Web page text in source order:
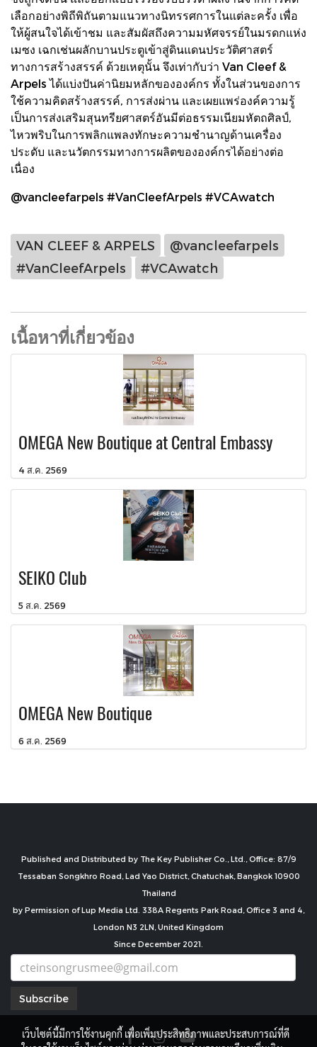
เลือกอย่างพิถีพิถันตามแนวทางนิทรรศการในแต่ละครั้ง เพื่อ
ให้ผู้สนใจได้เข้าชม และสัมผัสถึงความมหัศจรรย์ในมรดกแห่ง
เมซง เฉกเช่นผลักบานประตูเข้าสู่ดินแดนประวัติศาสตร์
ทางการสร้างสรรค์ ด้วยเหตุนั้น จึงเท่ากับว่า Van Cleef &
Arpels ได้แบ่งปันค่านิยมหลักขององค์กร ทั้งในส่วนของการ
ใช้ความคิดสร้างสรรค์, การส่งผ่าน และเผยแพร่องค์ความรู้
เป็นการส่งเสริมสุนทรียศาสตร์อันมีต่อธรรมเนียมหัตถศิลป์,
ไหวพริบในการพลิกแพลงทักษะความชำนาญด้านเครื่อง
ประดับ และนวัตกรรมทางการผลิตขององค์กรได้อย่างต่อ
เนื่อง
@vancleefarpels #VanCleefArpels #VCAwatch
VAN CLEEF & ARPELS
@vancleefarpels
#VanCleefArpels
#VCAwatch
เนื้อหาที่เกี่ยวข้อง
OMEGA New Boutique at Central Embassy
4 ส.ค. 2569
SEIKO Club
5 ส.ค. 2569
OMEGA New Boutique
6 ส.ค. 2569
Published and Distributed by The Key Publisher Co., Ltd., Office: 87/9
Tessaban Songkhro Road, Lad Yao District, Chatuchak, Bangkok 10900
Thailand
by Permission of Lup Media Ltd. 338A Regents Park Road, Office 3 and 4,
London N3 2LN, United Kingdom
Since December 2021.
Subscribe
เว็บไซต์นี้มีการใช้งานคุกกี้ เพื่อเพิ่มประสิทธิภาพและประสบการณ์ที่ดี